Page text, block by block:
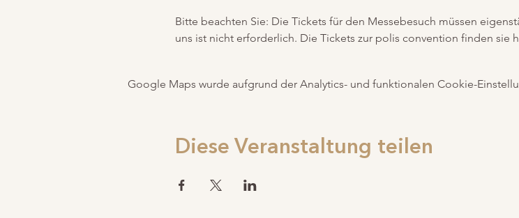
Bitte beachten Sie: Die Tickets für den Messebesuch müssen
uns ist nicht erforderlich. Die Tickets zur polis convention finden sie
Google Maps wurde aufgrund der Analytics- und funktionalen Cookie-
Diese Veranstaltung teilen